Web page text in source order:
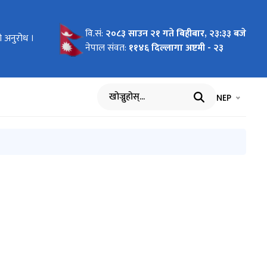
। वि.सं: २०८३ साउन २१ गते बिहीबार, २३:३३ बजे
नेपाल संवत: ११४६ दिल्लागा अष्टमी - २३
खोज्नुहोस् भाषा चयन
NEP